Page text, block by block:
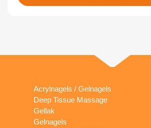
Acrylnagels / Gelnagels
Deep Tissue Massage
Gellak
Gelnagels